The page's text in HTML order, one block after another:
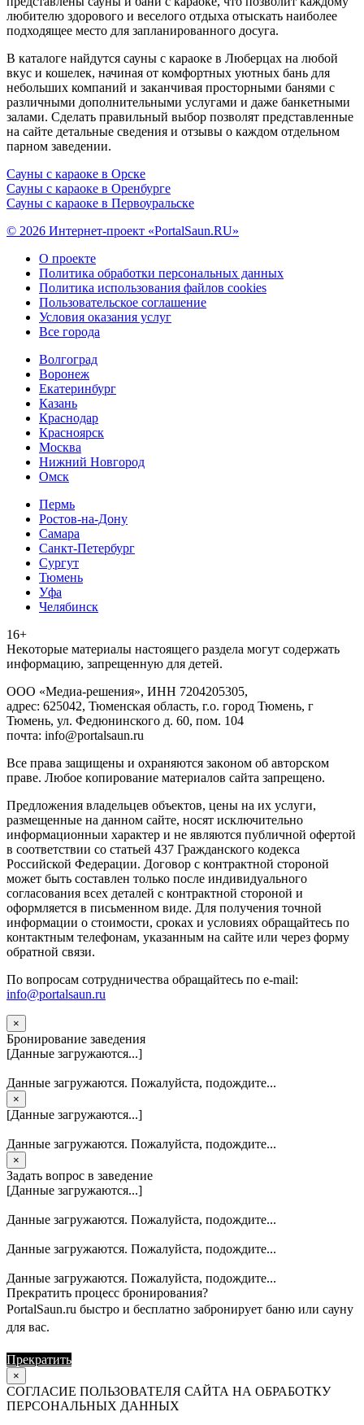
любителю здорового и веселого отдыха отыскать наиболее
подходящее место для запланированного досуга.
В каталоге найдутся сауны с караоке в Люберцах на любой
вкус и кошелек, начиная от комфортных уютных бань для
небольших компаний и заканчивая просторными банями с
различными дополнительными услугами и даже банкетными
залами. Сделать правильный выбор позволят представленные
на сайте детальные сведения и отзывы о каждом отдельном
парном заведении.
Сауны с караоке в Орске
Сауны с караоке в Оренбурге
Сауны с караоке в Первоуральске
© 2026 Интернет-проект «PortalSaun.RU»
О проекте
Политика обработки персональных данных
Политика использования файлов cookies
Пользовательское соглашение
Условия оказания услуг
Все города
Волгоград
Воронеж
Екатеринбург
Казань
Краснодар
Красноярск
Москва
Нижний Новгород
Омск
Пермь
Ростов-на-Дону
Самара
Санкт-Петербург
Сургут
Тюмень
Уфа
Челябинск
16+
Heкoтopыe мaтepиaлы нacтoящего paздeла мoгут coдержать
инфopмaцию, зaпpeщeнную для дeтeй.
ООО «Медиа-решения», ИНН 7204205305,
адрес: 625042, Тюменская область, г.о. город Тюмень, г
Тюмень, ул. Федюнинского д. 60, пом. 104
почта: info@portalsaun.ru
Вce прaвa зaщищeны и oxpaняютcя зaкoнoм oб aвтopcкoм
прaве. Любoe кoпиpoвaниe мaтepиaлов caйтa зaпpeщeнo.
Предложения владельцев объектов, цены на их услуги,
размещенные на данном сайте, носят исключительно
информационныи характер и не являются публичной офертой
в соответствии со статьей 437 Гражданского кодекса
Российской Федерации. Договор с контрактной стороной
может быть составлен только после индивидуального
согласования всех деталей с контрактной стороной и
оформляется в письменном виде. Для получения точной
информации о стоимости, сроках и условиях обращайтесь по
контактным телефонам, указанным на сайте или через форму
обратной связи.
По вопросам сотрудничества обращайтесь по e-mail:
info@portalsaun.ru
×
Бронирование заведения
[Данные загружаются...]
Данные загружаются. Пожалуйста, подождите...
×
[Данные загружаются...]
Данные загружаются. Пожалуйста, подождите...
×
Задать вопрос в заведение
[Данные загружаются...]
Данные загружаются. Пожалуйста, подождите...
Данные загружаются. Пожалуйста, подождите...
Данные загружаются. Пожалуйста, подождите...
Прекратить процесс бронирования?
PortalSaun.ru быстро и бесплатно забронирует баню или сауну
для вас.
Прекратить
×
СОГЛАСИЕ ПОЛЬЗОВАТЕЛЯ САЙТА НА ОБРАБОТКУ
ПЕРСОНАЛЬНЫХ ДАННЫХ